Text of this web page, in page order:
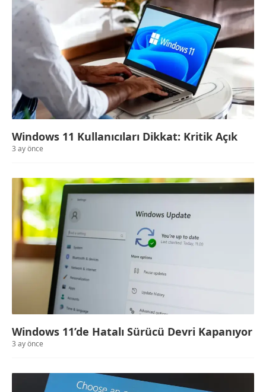
Windows 11 Kullanıcıları Dikkat: Kritik Açık
3 ay önce
Windows 11’de Hatalı Sürücü Devri Kapanıyor
3 ay önce